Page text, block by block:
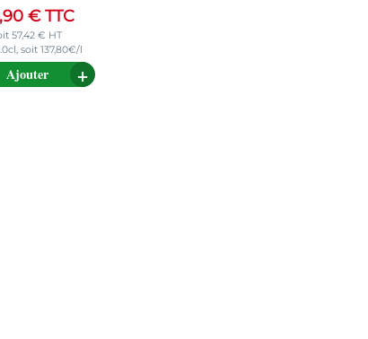
€TTC
57,42 € HT
soit 137,80€/l
Ajouter